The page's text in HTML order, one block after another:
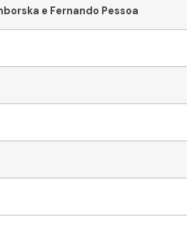
e Fernando Pessoa